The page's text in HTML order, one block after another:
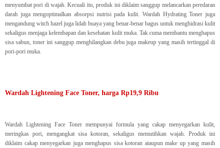
menyumbat pori di wajah. Kecuali itu, produk ini diklaim sanggup melancarkan peredaran
darah juga mengoptimalkan absorpsi nutrisi pada kulit. Wardah Hydrating Toner juga
mengandung witch hazel juga lidah buaya yang benar-benar bagus untuk menghidrasi kulit
sekaligus menjaga kelembapan dan kesehatan kulit muka. Tak cuma membantu menghapus
sisa sabun, toner ini sanggup menghilangkan debu juga makeup yang masih tertinggal di
pori-pori muka.
Wardah Lightening Face Toner, harga Rp19,9 Ribu
Wardah Lightening Face Toner mempunyai formula yang cakap menyegarkan kulit,
meringkas pori, mengangkat sisa kotoran, sekaligus memutihkan wajah. Produk ini
diklaim cakap menyegarkan juga menghapus sisa kotoran ataupun make up yang masih